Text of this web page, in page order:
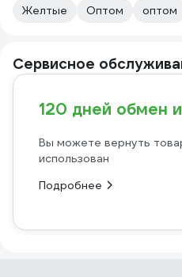
Желтые
Оптом оптом
Сервисное
120 дней обмен
Вы можете вернуть
использован
Подробнее